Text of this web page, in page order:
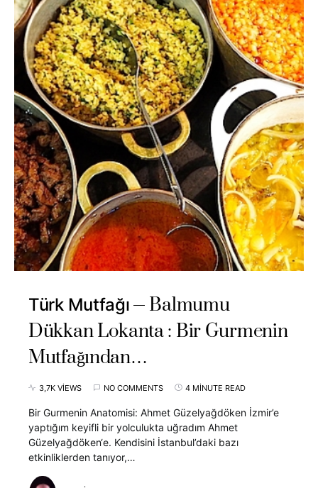
Türk Mutfağı
Balmumu
Dükkan Lokanta : Bir Gurmenin
Mutfağından…
3,7K VIEWS NO COMMENTS 4 MINUTE READ
Bir Gurmenin Anatomisi: Ahmet Güzelyağdöken İzmir’e
yaptığım keyifli bir yolculukta uğradım Ahmet
Güzelyağdöken‘e. Kendisini İstanbul’daki bazı
etkinliklerden tanıyor,…